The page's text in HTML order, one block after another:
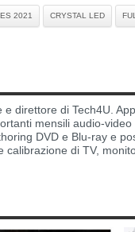
2021 CRYSTAL LED
e direttore di Tech4U.
mensili audio-
DVD e Blu-ray e
di TV,